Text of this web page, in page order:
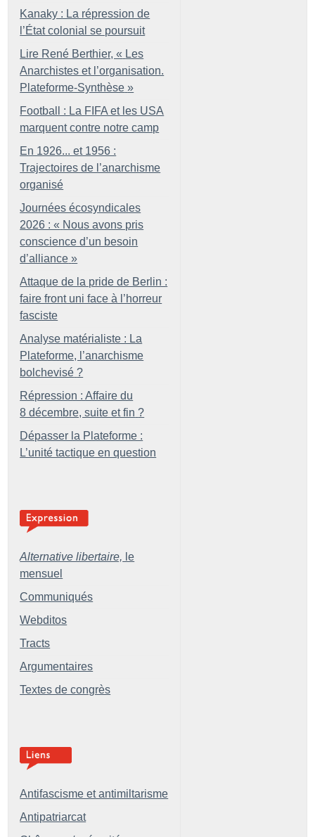
Kanaky : La répression de
l’État colonial se poursuit
Lire René Berthier, « Les
Anarchistes et l’organisation.
Plateforme-Synthèse »
Football : La FIFA et les USA
marquent contre notre camp
En 1926... et 1956 :
Trajectoires de l’anarchisme
organisé
Journées écosyndicales
2026 : « Nous avons pris
conscience d’un besoin
d’alliance »
Attaque de la pride de Berlin :
faire front uni face à l’horreur
fasciste
Analyse matérialiste : La
Plateforme, l’anarchisme
bolchevisé ?
Répression : Affaire du
8 décembre, suite et fin ?
Dépasser la Plateforme :
L’unité tactique en question
Alternative libertaire, le
mensuel
Communiqués
Webditos
Tracts
Argumentaires
Textes de congrès
Antifascisme et antimiltarisme
Antipatriarcat